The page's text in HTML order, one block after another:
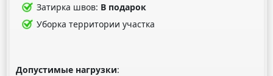
Затирка швов: В подарок
Уборка территории участка
Допустимые нагрузки: